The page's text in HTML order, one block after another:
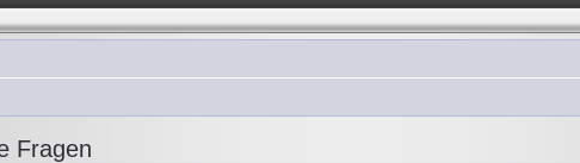
Fragen